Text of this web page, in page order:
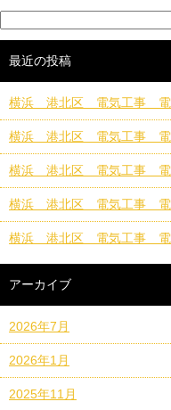
最近の投稿
横浜 港北区 電気工事
横浜 港北区 電気工事
横浜 港北区 電気工事
横浜 港北区 電気工事
横浜 港北区 電気工事
アーカイブ
2026年7月
2026年1月
2025年11月